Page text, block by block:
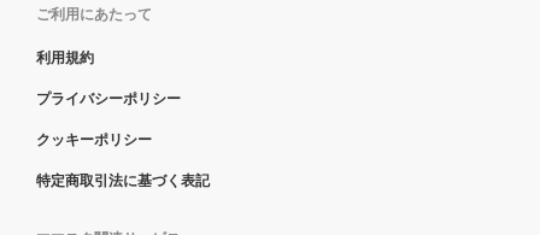
ご利用にあたって
利用規約
プライバシーポリシー
クッキーポリシー
特定商取引法に基づく表記